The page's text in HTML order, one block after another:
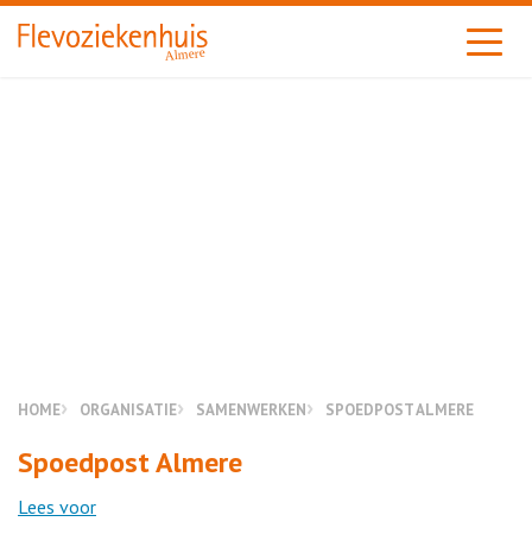
Almere
HOME ORGANISATIE SAMENWERKEN SPOEDPOST ALMERE
Spoedpost Almere
Lees voor